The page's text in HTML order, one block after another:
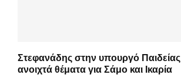
Στεφανάδης στην υπουργό
ανοιχτά θέματα για Σάμο και Ικαρία